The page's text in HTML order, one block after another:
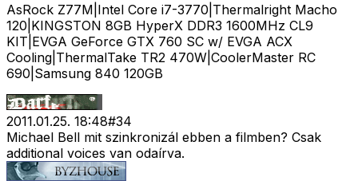
AsRock Z77M|Intel Core i7-3770|Thermalright Macho
120|KINGSTON 8GB HyperX DDR3 1600MHz CL9
KIT|EVGA GeForce GTX 760 SC w/ EVGA ACX
Cooling|ThermalTake TR2 470W|CoolerMaster RC
690|Samsung 840 120GB
2011.01.25. 18:48#34
Michael Bell mit szinkronizál ebben a filmben? Csak
additional voices van odaírva.